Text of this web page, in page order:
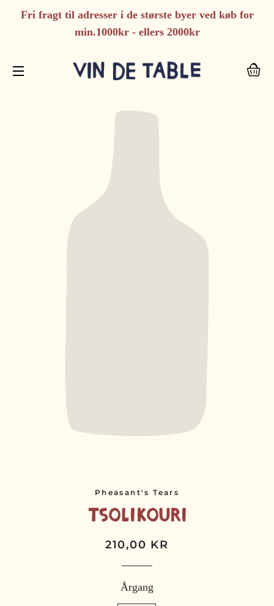
Fri fragt til adresser i de største byer ved køb for
min.1000kr - ellers 2000kr
Pheasant's Tears
Tsolikouri
Normalpris
Udsalgspris
210,00 KR
Årgang